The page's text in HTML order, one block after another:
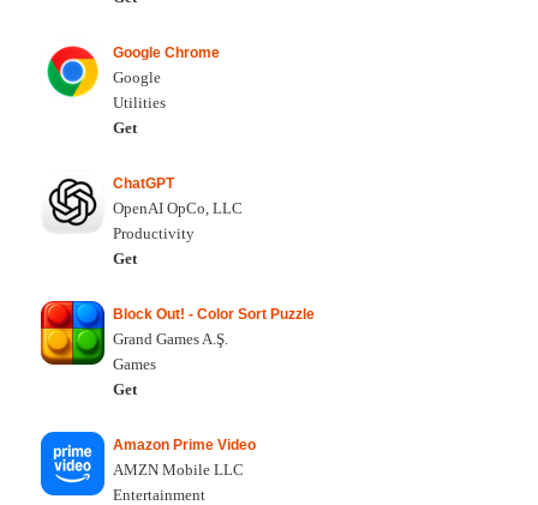
Google Chrome
Google
Utilities
Get
ChatGPT
OpenAI OpCo, LLC
Productivity
Get
Block Out! - Color Sort Puzzle
Grand Games A.Ş.
Games
Get
Amazon Prime Video
AMZN Mobile LLC
Entertainment